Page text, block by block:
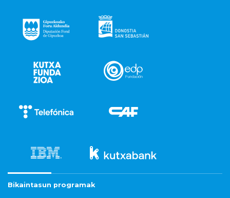
Bikaintasun programak